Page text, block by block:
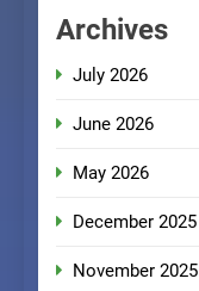
Archives
July 2026
June 2026
May 2026
December 2025
November 2025